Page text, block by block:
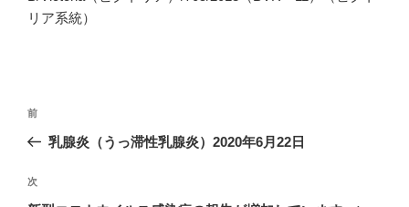
リア系統）
投
ナ
ビ
前
の
稿
前
乳腺炎（うっ滞性乳腺炎）2020年6月22日
次
次